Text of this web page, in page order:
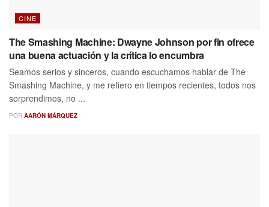
CINE
The Smashing Machine: Dwayne Johnson por fin ofrece
una buena actuación y la crítica lo encumbra
Seamos serios y sinceros, cuando escuchamos hablar de The
Smashing Machine, y me refiero en tiempos recientes, todos nos
sorprendimos, no ...
POR AARÓN MÁRQUEZ